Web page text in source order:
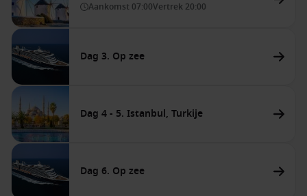
Aankomst 07:00Vertrek 20:00
Dag 3. Op zee
Dag 4 - 5. Istanbul, Turkije
Dag 6. Op zee